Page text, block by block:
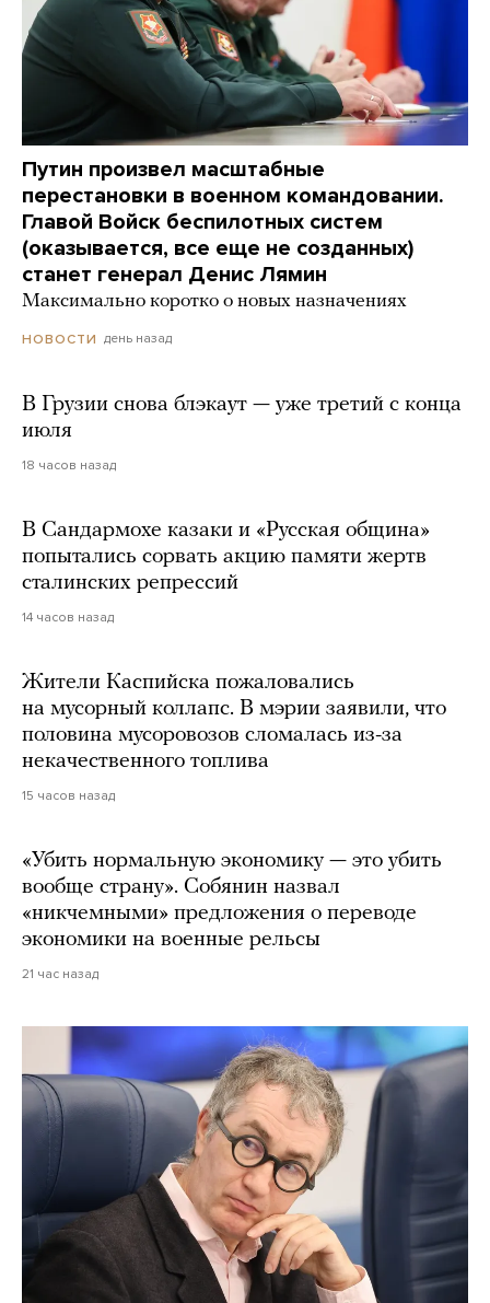
Путин произвел масштабные
перестановки в военном командовании.
Главой Войск беспилотных систем
(оказывается, все еще не созданных)
станет генерал Денис Лямин
Максимально коротко о новых назначениях
НОВОСТИ день назад
В Грузии снова блэкаут — уже третий с конца
июля
18 часов назад
В Сандармохе казаки и «Русская община»
попытались сорвать акцию памяти жертв
сталинских репрессий
14 часов назад
Жители Каспийска пожаловались
на мусорный коллапс. В мэрии заявили, что
половина мусоровозов сломалась из-за
некачественного топлива
15 часов назад
«Убить нормальную экономику — это убить
вообще страну». Собянин назвал
«никчемными» предложения о переводе
экономики на военные рельсы
21 час назад